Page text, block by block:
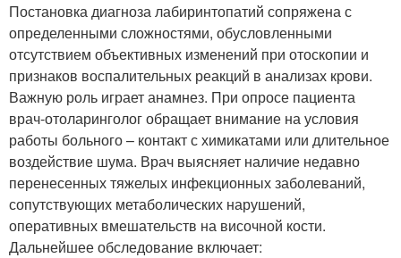
Постановка диагноза лабиринтопатий сопряжена с
определенными сложностями, обусловленными
отсутствием объективных изменений при отоскопии и
признаков воспалительных реакций в анализах крови.
Важную роль играет анамнез. При опросе пациента
врач-отоларинголог обращает внимание на условия
работы больного – контакт с химикатами или длительное
воздействие шума. Врач выясняет наличие недавно
перенесенных тяжелых инфекционных заболеваний,
сопутствующих метаболических нарушений,
оперативных вмешательств на височной кости.
Дальнейшее обследование включает: